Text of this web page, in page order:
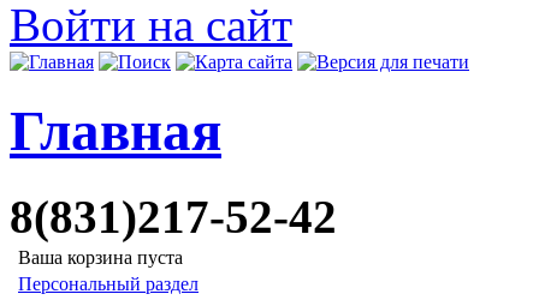
Войти на сайт
Главная
8(831)217-52-42
Ваша корзина пуста
Персональный раздел